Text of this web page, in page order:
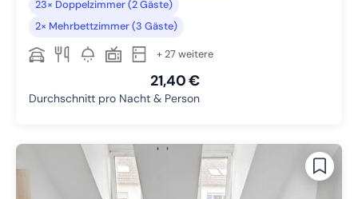
23× Doppelzimmer (2 Gäste)
2× Mehrbettzimmer (3 Gäste)
+ 27 weitere
21,40 €
Durchschnitt pro Nacht & Person